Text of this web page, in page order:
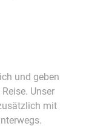
und geben
Unser
mit